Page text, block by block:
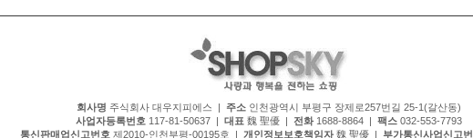
회사명 주식회사 대우지피에스 | 주소 인천광역시 부평구 장제로257번길 25-1(갈산동)
사업자등록번호 117-81-50637 | 대표 魏 聖優 | 전화1688-8864 | 팩스 032-553-7793
통신판매업신고번호 제2010-인천부평-00195호 | 개인정보보호책임자魏 聖優 | 부가통신사업신고